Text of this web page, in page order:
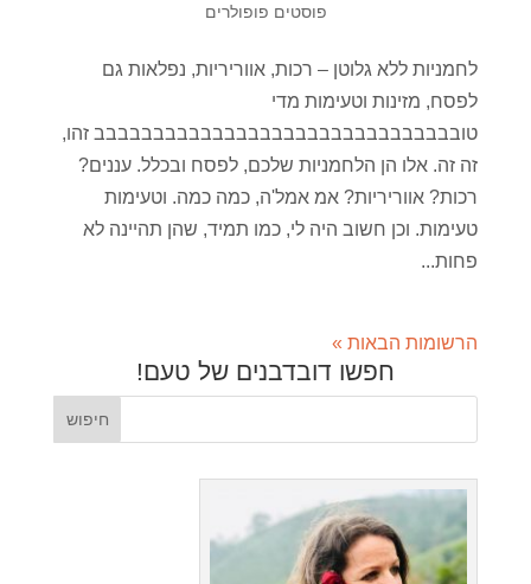
פוסטים פופולרים
לחמניות ללא גלוטן – רכות, אווריריות, נפלאות גם
לפסח, מזינות וטעימות מדי
טובבבבבבבבבבבבבבבבבבבבבבבבבבבבבבב זהו,
זה זה. אלו הן הלחמניות שלכם, לפסח ובכלל. עננים?
רכות? אווריריות? אמ אמל'ה, כמה כמה. וטעימות
טעימות. וכן חשוב היה לי, כמו תמיד, שהן תהיינה לא
פחות...
הרשומות הבאות »
חפשו דובדבנים של טעם!